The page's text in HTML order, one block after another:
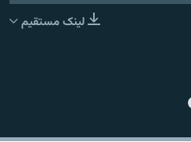
لینک مستقیم